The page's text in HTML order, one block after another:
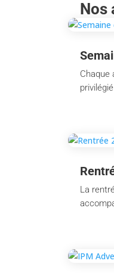
Nos
Chaque
La